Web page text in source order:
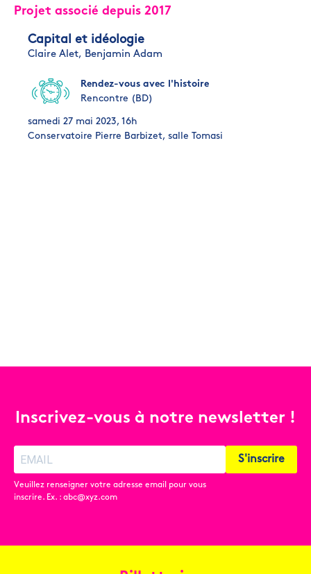
Projet associé depuis 2017
Capital et idéologie
Claire Alet, Benjamin Adam
Rendez-vous avec l'histoire
Rencontre (BD)
samedi 27 mai 2023, 16h
Conservatoire Pierre Barbizet, salle Tomasi
Inscrivez-vous à notre newsletter !
Veuillez renseigner votre adresse email pour vous
inscrire. Ex. : abc@xyz.com
S'inscrire